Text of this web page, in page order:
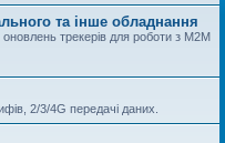
та інше обладнання
трекерів для роботи з M2M
2/3/4G передачі даних.